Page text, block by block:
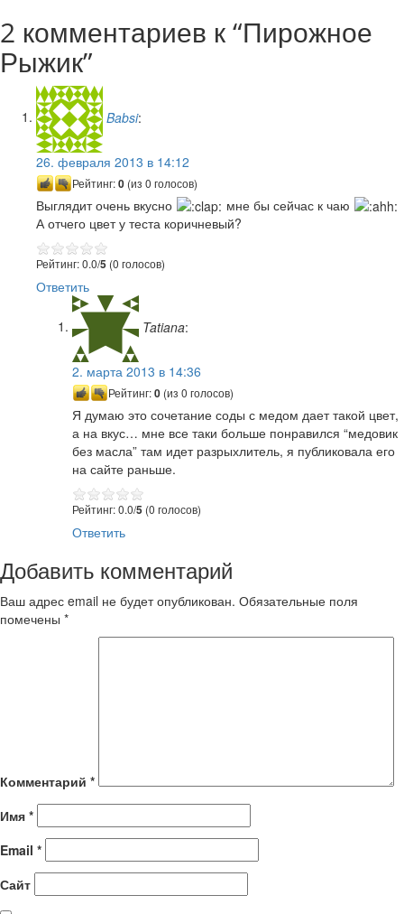
2 комментариев к “Пирожное
Рыжик”
Babsi:
26. февраля 2013 в 14:12
Рейтинг:0 (из 0 голосов)
Выглядит очень вкусно
мне бы сейчас к чаю
А отчего цвет у теста коричневый?
Рейтинг: 0.0/5 (0 голосов)
Ответить
Tatiana:
2. марта 2013 в 14:36
Рейтинг:0 (из 0 голосов)
Я думаю это сочетание соды с медом дает такой цвет,
а на вкус… мне все таки больше понравился “медовик
без масла” там идет разрыхлитель, я публиковала его
на сайте раньше.
Рейтинг: 0.0/5 (0 голосов)
Ответить
Добавить комментарий
Ваш адрес email не будет опубликован. Обязательные поля
помечены *
Комментарий *
Имя *
Email *
Сайт